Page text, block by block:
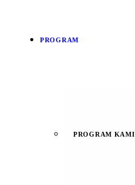
PROGRAM
PROGRAM KAMI